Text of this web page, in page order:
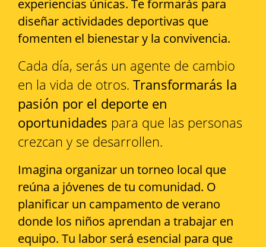
experiencias únicas. Te formarás para
diseñar actividades deportivas que
fomenten el bienestar y la convivencia.
Cada día, serás un agente de cambio
en la vida de otros. Transformarás la
pasión por el deporte en
oportunidades para que las personas
crezcan y se desarrollen.
Imagina organizar un torneo local que
reúna a jóvenes de tu comunidad. O
planificar un campamento de verano
donde los niños aprendan a trabajar en
equipo. Tu labor será esencial para que